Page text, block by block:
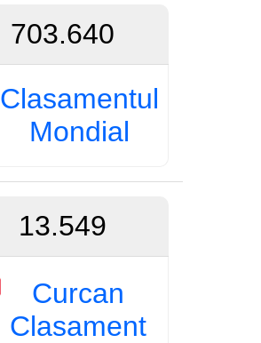
703.640
Clasamentul
Mondial
13.549
Curcan
Clasament